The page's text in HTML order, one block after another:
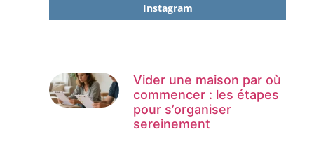
Instagram
Vider une maison par où
commencer : les étapes
pour s’organiser
sereinement